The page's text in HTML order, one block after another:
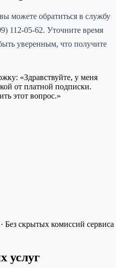
можете обратиться в службу
112-05-62. Уточните время
уверенным, что получите
«Здравствуйте, у меня
от платной подписки.
этот вопрос.»
скрытых комиссий сервиса
услуг